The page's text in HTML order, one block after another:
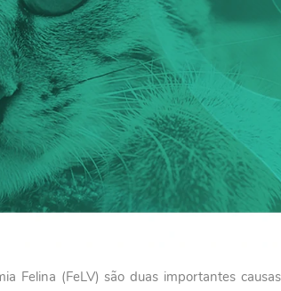
Felina (FeLV) são duas importantes